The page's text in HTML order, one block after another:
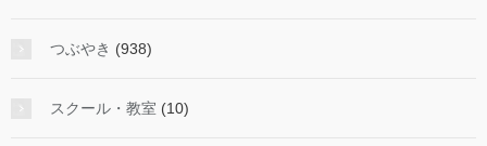
つぶやき (938)
スクール・教室 (10)